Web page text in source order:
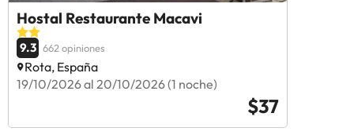
Hostal Restaurante Macavi
9.3 662 opiniones
Rota, España
19/10/2026 al 20/10/2026 (1 noche)
$37